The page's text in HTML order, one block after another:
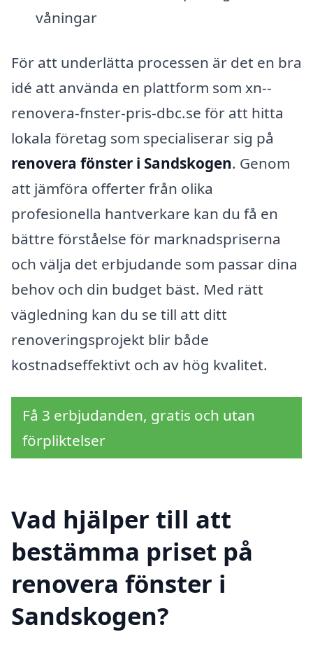
våningar
För att underlätta processen är det en bra
idé att använda en plattform som xn--
renovera-fnster-pris-dbc.se för att hitta
lokala företag som specialiserar sig på
renovera fönster i Sandskogen. Genom
att jämföra offerter från olika
profesionella hantverkare kan du få en
bättre förståelse för marknadspriserna
och välja det erbjudande som passar dina
behov och din budget bäst. Med rätt
vägledning kan du se till att ditt
renoveringsprojekt blir både
kostnadseffektivt och av hög kvalitet.
Få 3 erbjudanden, gratis och utan
förpliktelser
Vad hjälper till att
bestämma priset på
renovera fönster i
Sandskogen?